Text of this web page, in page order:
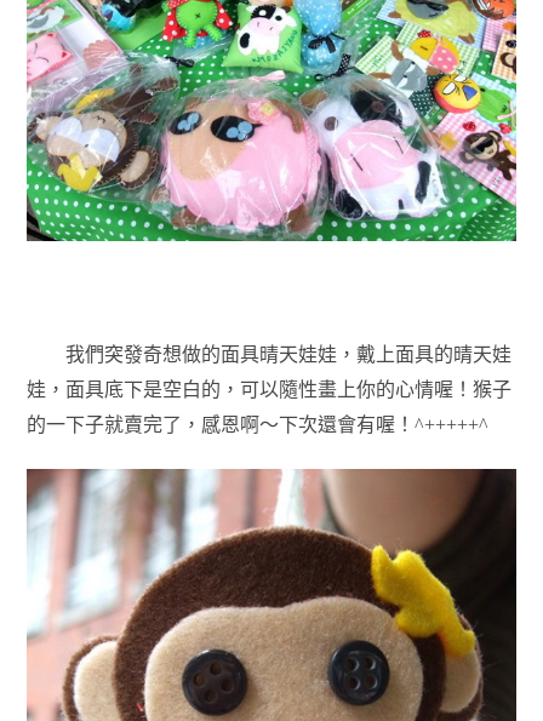
我們突發奇想做的面具晴天娃娃，戴上面具的晴天娃
娃，面具底下是空白的，可以隨性畫上你的心情喔！猴子
的一下子就賣完了，感恩啊～下次還會有喔！^+++++^